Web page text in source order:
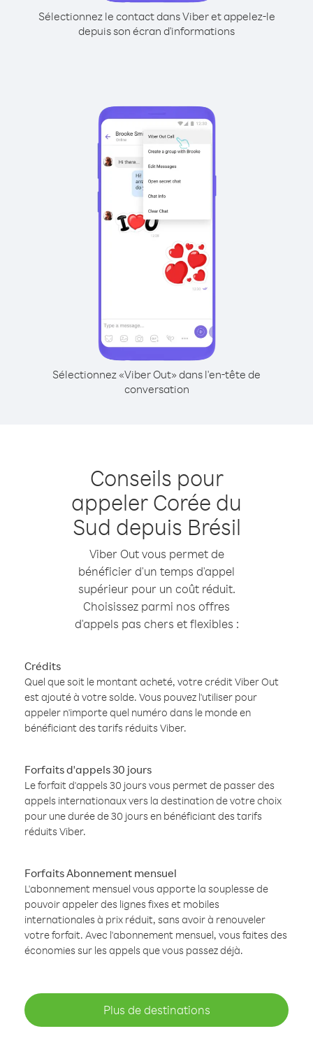
Sélectionnez le contact dans Viber et appelez-le
depuis son écran d'informations
Sélectionnez «Viber Out» dans l'en-tête de
conversation
Conseils pour
appeler Corée du
Sud depuis Brésil
Viber Out vous permet de
bénéficier d'un temps d'appel
supérieur pour un coût réduit.
Choisissez parmi nos offres
d'appels pas chers et flexibles :
Crédits
Quel que soit le montant acheté, votre crédit Viber Out
est ajouté à votre solde. Vous pouvez l'utiliser pour
appeler n'importe quel numéro dans le monde en
bénéficiant des tarifs réduits Viber.
Forfaits d'appels 30 jours
Le forfait d'appels 30 jours vous permet de passer des
appels internationaux vers la destination de votre choix
pour une durée de 30 jours en bénéficiant des tarifs
réduits Viber.
Forfaits Abonnement mensuel
L'abonnement mensuel vous apporte la souplesse de
pouvoir appeler des lignes fixes et mobiles
internationales à prix réduit, sans avoir à renouveler
votre forfait. Avec l'abonnement mensuel, vous faites des
économies sur les appels que vous passez déjà.
Plus de destinations